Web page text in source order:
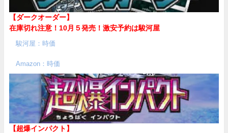
【ダークオーダー】
在庫切れ注意！10月５発売！ 激安予約は駿河屋
駿河屋：時価
Amazon：時価
【超爆インパクト】